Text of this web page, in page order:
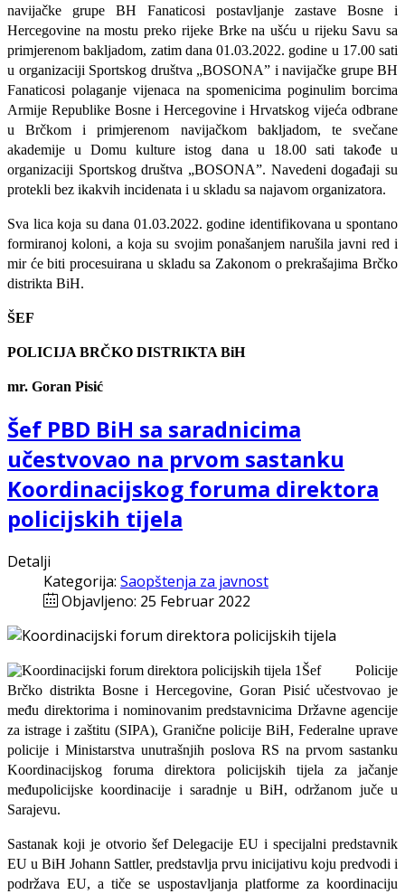
navijačke grupe BH Fanaticosi postavljanje zastave Bosne i
Hercegovine na mostu preko rijeke Brke na ušću u rijeku Savu sa
primjerenom bakljadom, zatim dana 01.03.2022. godine u 17.00 sati
u organizaciji Sportskog društva „BOSONA” i navijačke grupe BH
Fanaticosi polaganje vijenaca na spomenicima poginulim borcima
Armije Republike Bosne i Hercegovine i Hrvatskog vijeća odbrane
u Brčkom i primjerenom navijačkom bakljadom, te svečane
akademije u Domu kulture istog dana u 18.00 sati takođe u
organizaciji Sportskog društva „BOSONA”. Navedeni događaji su
protekli bez ikakvih incidenata i u skladu sa najavom organizatora.
Sva lica koja su dana 01.03.2022. godine identifikovana u spontano
formiranoj koloni, a koja su svojim ponašanjem narušila javni red i
mir će biti procesuirana u skladu sa Zakonom o prekrašajima Brčko
distrikta BiH.
ŠEF
POLICIJA BRČKO DISTRIKTA BiH
mr. Goran Pisić
Šef PBD BiH sa saradnicima
učestvovao na prvom sastanku
Koordinacijskog foruma direktora
policijskih tijela
Detalji
Kategorija: Saopštenja za javnost
Objavljeno: 25 Februar 2022
Šef Policije
Brčko distrikta Bosne i Hercegovine, Goran Pisić učestvovao je
među direktorima i nominovanim predstavnicima Državne agencije
za istrage i zaštitu (SIPA), Granične policije BiH, Federalne uprave
policije i Ministarstva unutrašnjih poslova RS na prvom sastanku
Koordinacijskog foruma direktora policijskih tijela za jačanje
međupolicijske koordinacije i saradnje u BiH, održanom juče u
Sarajevu.
Sastanak koji je otvorio šef Delegacije EU i specijalni predstavnik
EU u BiH Johann Sattler, predstavlja prvu inicijativu koju predvodi i
podržava EU, a tiče se uspostavljanja platforme za koordinaciju